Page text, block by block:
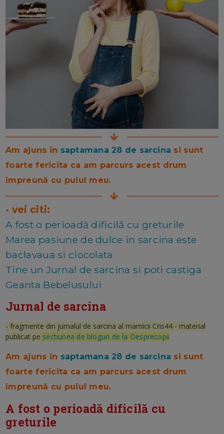
Am ajuns in saptamana 28 de sarcina si sunt
foarte fericita ca am parcurs acest drum
împreună cu puiul meu.
- vei citi:
A fost o perioadă dificilă cu greturile
Marea pasiune de dulce in sarcina este
baclavaua si ciocolata
Tine un Jurnal de sarcina si poti castiga
Geanta Bebelusului
Jurnal de sarcina
- fragmente din jurnalul de sarcina al mamicii Cris44 - material
publicat pe sectiunea de bloguri de la Desprecopii
Am ajuns in saptamana 28 de sarcina si sunt
foarte fericita ca am parcurs acest drum
împreună cu puiul meu.
A fost o perioadă dificilă cu
greturile